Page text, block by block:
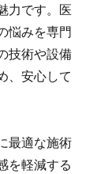
力です。医
悩みを専門
技術や設備
、安心して
最適な施術
を軽減する